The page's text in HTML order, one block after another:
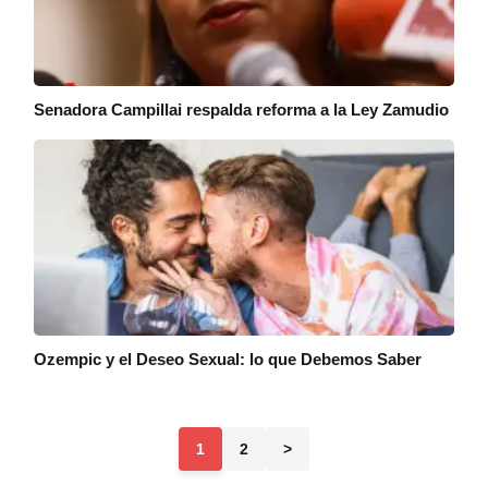
Senadora Campillai respalda reforma a la Ley Zamudio
Ozempic y el Deseo Sexual: lo que Debemos Saber
1 2 >